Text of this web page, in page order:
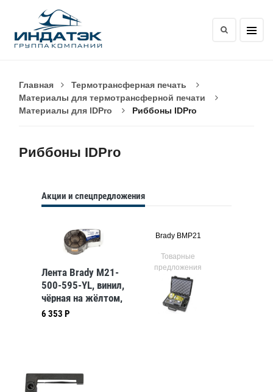
Главная
Термотрансферная печать
Материалы для термотрансферной печати
Материалы для IDPro
Риббоны IDPro
Риббоны IDPro
Акции и спецпредложения
Лента Brady M21-
500-595-YL, винил,
чёрная на жёлтом,
12,7 ммх6,4 м
6 353 Р
Brady BMP21
Товарные
предложения